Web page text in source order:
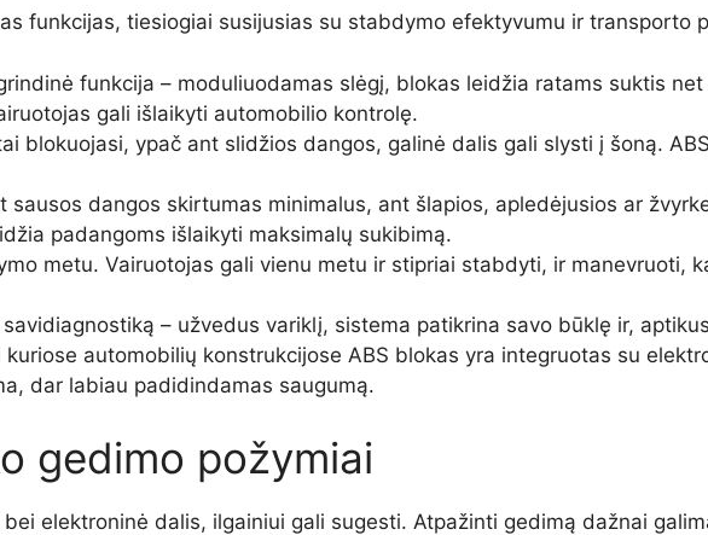
funkcijas, tiesiogiai susijusias su stabdymo efektyvumu ir transporto
funkcija – moduliuodamas slėgį, blokas leidžia ratams suktis
gali išlaikyti automobilio kontrolę.
blokuojasi, ypač ant slidžios dangos, galinė dalis gali slysti į šoną.
dangos skirtumas minimalus, ant šlapios, apledėjusios ar
padangoms išlaikyti maksimalų sukibimą.
metu. Vairuotojas gali vienu metu ir stipriai stabdyti, ir manevruoti,
– užvedus variklį, sistema patikrina savo būklę ir,
automobilių konstrukcijose ABS blokas yra integruotas su
dar labiau padidindamas saugumą.
gedimo požymiai
elektroninė dalis, ilgainiui gali sugesti. Atpažinti gedimą dažnai